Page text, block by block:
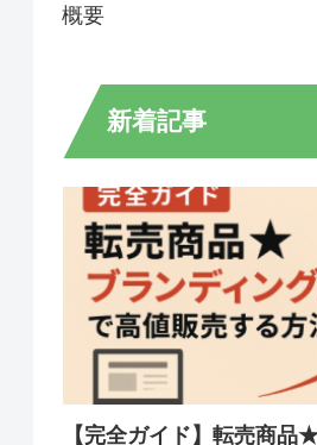
概要
新着記事
【完全ガイド】転売商品